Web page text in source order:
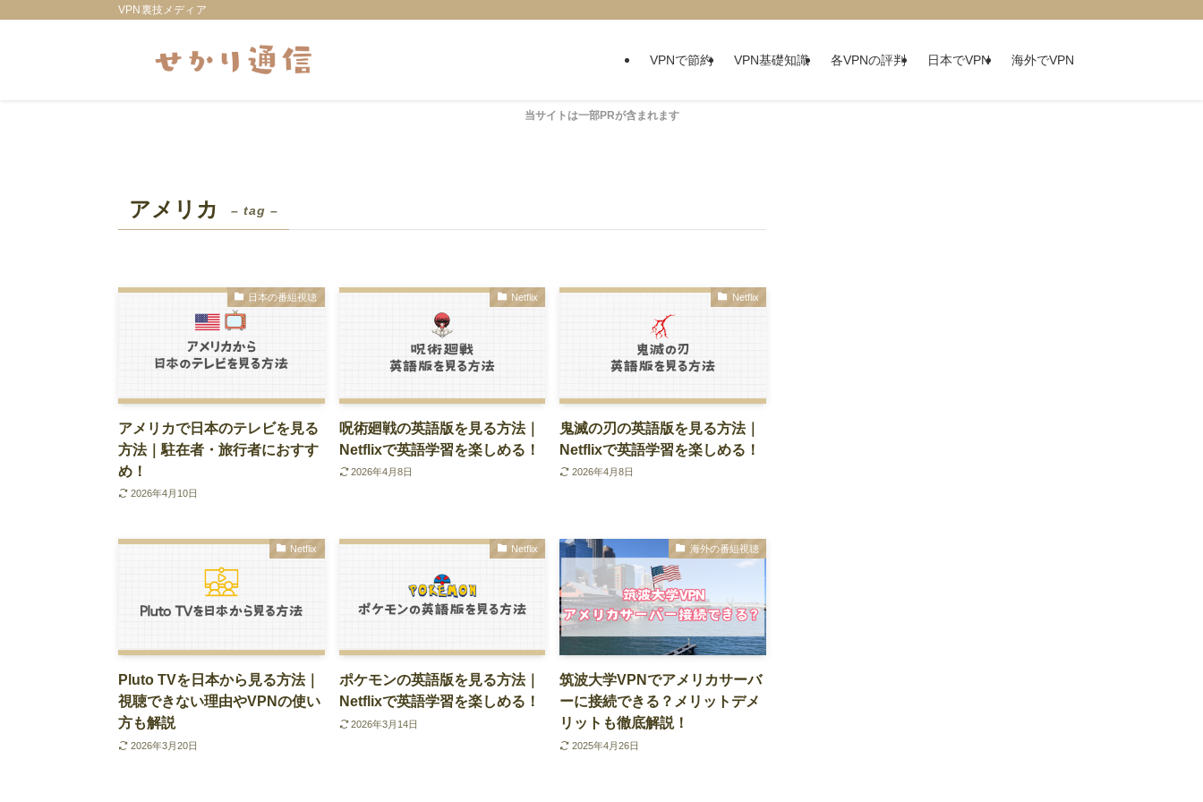
VPN裏技メディア
VPNで節約 VPN基礎知識 各VPNの評判 日本でVPN 海外でVPN
当サイトは一部PRが含まれます
アメリカ – tag –
日本の番組視聴
アメリカで日本のテレビを見る
方法｜駐在者・旅行者におすす
め！
2026年4月10日
Netflix
呪術廻戦の英語版を見る方法｜
Netflixで英語学習を楽しめる！
2026年4月8日
Netflix
鬼滅の刃の英語版を見る方法｜
Netflixで英語学習を楽しめる！
2026年4月8日
Netflix
Pluto TVを日本から見る方法｜
視聴できない理由やVPNの使い
方も解説
2026年3月20日
Netflix
ポケモンの英語版を見る方法｜
Netflixで英語学習を楽しめる！
2026年3月14日
海外の番組視聴
筑波大学VPNでアメリカサーバ
ーに接続できる？メリットデメ
リットも徹底解説！
2025年4月26日